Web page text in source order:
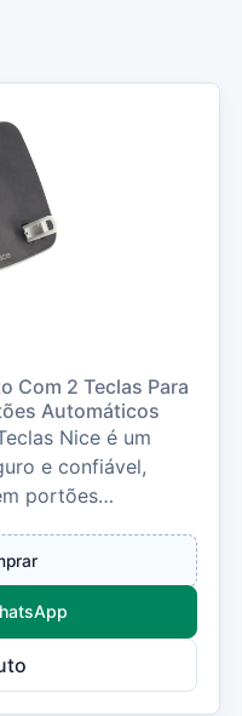
Com 2 Teclas Para
Automáticos
Nice é um
e confiável,
portões